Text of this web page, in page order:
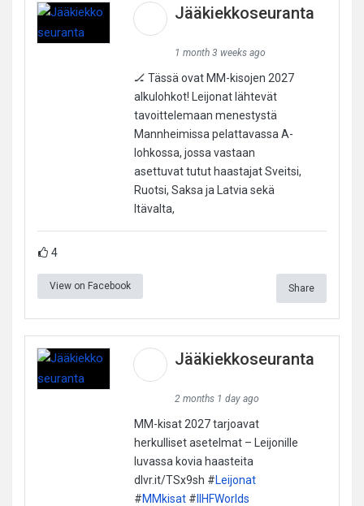
Jääkiekkoseuranta
1 month 3 weeks ago
🏒 Tässä ovat MM-kisojen 2027
alkulohkot! Leijonat lähtevät
tavoittelemaan menestystä
Mannheimissa pelattavassa A-
lohkossa, jossa vastaan
asettuvat tutut haastajat Sveitsi,
Ruotsi, Saksa ja Latvia sekä
Itävalta,
4
View on Facebook Share
Jääkiekkoseuranta
2 months 1 day ago
MM-kisat 2027 tarjoavat
herkulliset asetelmat – Leijonille
luvassa kovia haasteita
dlvr.it/TSx9sh #Leijonat
#MMkisat# IIHFWorlds